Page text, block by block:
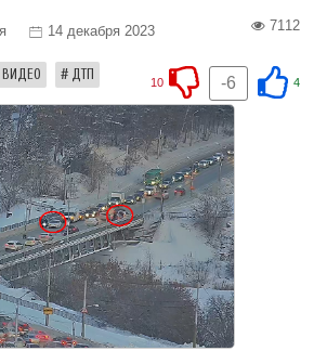
14 декабря 2023 7112
ВИДЕО ДТП 4
-6
10